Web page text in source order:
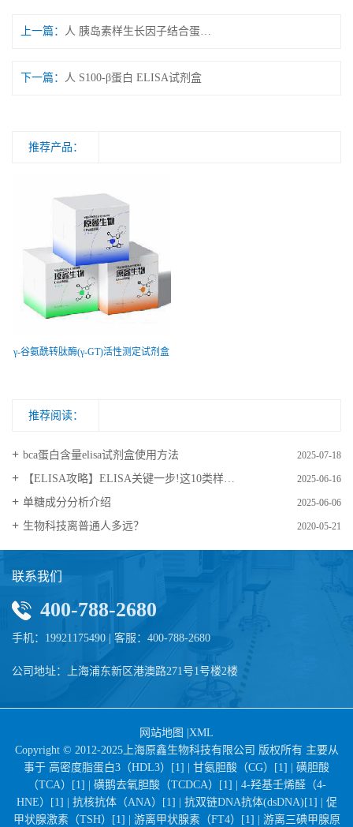
上一篇： 人 胰岛素样生长因子结合蛋白5 ELISA试剂盒
下一篇： 人 S100-β蛋白 ELISA试剂盒
推荐产品：
γ-谷氨酰转肽酶(γ-GT)活性测定试剂盒
推荐阅读：
bca蛋白含量elisa试剂盒使用方法 2025-07-18
【ELISA攻略】ELISA关键一步!这10类样品要如何处理? 2025-06-16
​单糖成分分析介绍 2025-06-06
生物科技离普通人多远？ 2020-05-21
联系我们
400-788-2680
手机：19921175490 | 客服：400-788-2680
公司地址：上海浦东新区港澳路271号1号楼2楼
网站地图 XML
Copyright © 2012-2025上海原鑫生物科技有限公司 版权所有 主要从
事于 高密度脂蛋白3（HDL3）[1] | 甘氨胆酸（CG）[1] | 磺胆酸
（TCA）[1] | 磺鹅去氧胆酸（TCDCA）[1] | 4-羟基壬烯醛（4-
HNE）[1] | 抗核抗体（ANA）[1] | 抗双链DNA抗体(dsDNA)[1] | 促
甲状腺激素（TSH）[1] | 游离甲状腺素（FT4）[1] | 游离三碘甲腺原